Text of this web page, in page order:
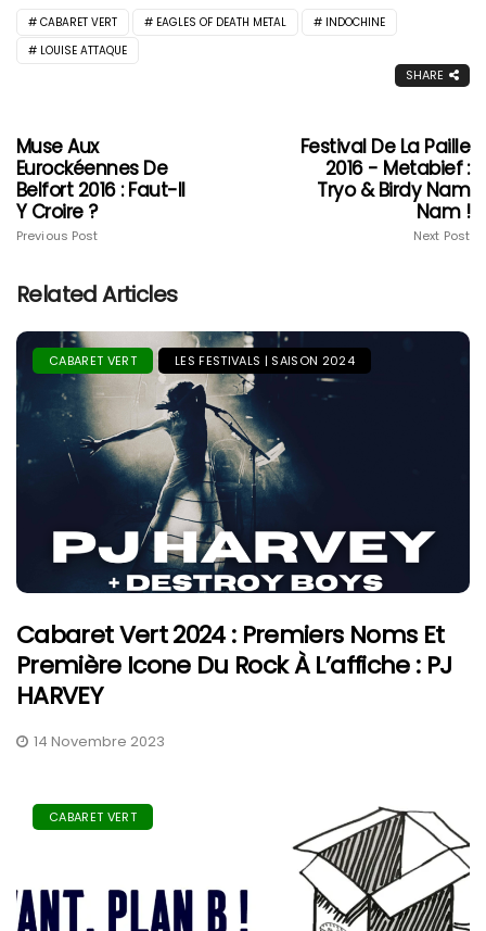
CABARET VERT EAGLES OF DEATH METAL
INDOCHINE
LOUISE ATTAQUE
SHARE
Muse Aux
Eurockéennes De
Belfort 2016 : Faut-Il
Y Croire ?
Previous Post
Festival De La Paille
2016 - Metabief :
Tryo & Birdy Nam
Nam !
Next Post
Related Articles
CABARET VERT LES FESTIVALS | SAISON 2024
Cabaret Vert 2024 : Premiers Noms Et
Première Icone Du Rock À L’affiche : PJ
HARVEY
14 Novembre 2023
CABARET VERT